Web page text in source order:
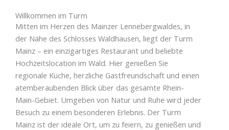
Willkommen im Turm
Mitten im Herzen des Mainzer Lennebergwaldes, in
der Nähe des Schlosses Waldhausen, liegt der Turm
Mainz – ein einzigartiges Restaurant und beliebte
Hochzeitslocation im Wald. Hier genießen Sie
regionale Küche, herzliche Gastfreundschaft und einen
atemberaubenden Blick über das gesamte Rhein-
Main-Gebiet. Umgeben von Natur und Ruhe wird jeder
Besuch zu einem besonderen Erlebnis. Der Turm
Mainz ist der ideale Ort, um zu feiern, zu genießen und